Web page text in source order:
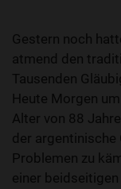
Gestern noch
atmend den
Tausenden
Heute Morgen
Alter von 88
der
Problemen zu
einer